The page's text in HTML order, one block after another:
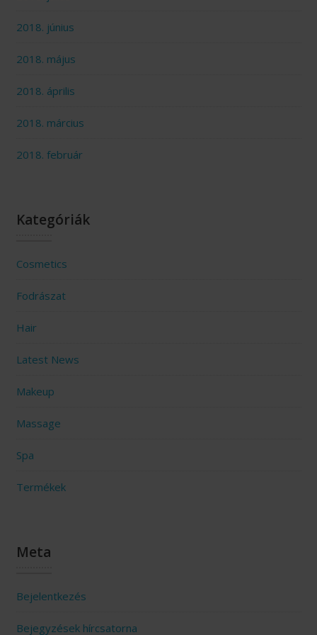
2018. június
2018. május
2018. április
2018. március
2018. február
Kategóriák
Cosmetics
Fodrászat
Hair
Latest News
Makeup
Massage
Spa
Termékek
Meta
Bejelentkezés
Bejegyzések hírcsatorna